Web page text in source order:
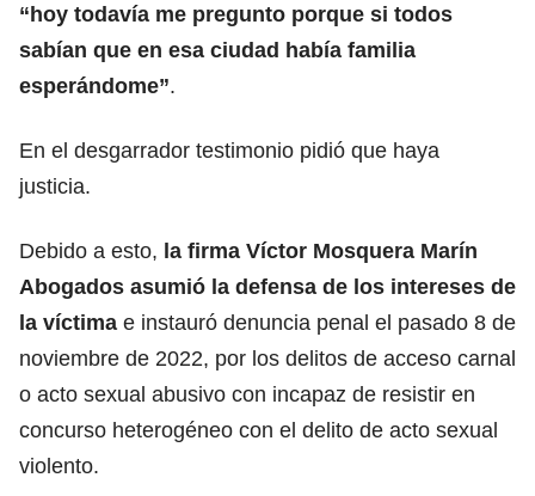
“hoy todavía me pregunto porque si todos
sabían que en esa ciudad había familia
esperándome”.
En el desgarrador testimonio pidió que haya
justicia.
Debido a esto, la firma Víctor Mosquera Marín
Abogados asumió la defensa de los intereses de
la víctima e instauró denuncia penal el pasado 8 de
noviembre de 2022, por los delitos de acceso carnal
o acto sexual abusivo con incapaz de resistir en
concurso heterogéneo con el delito de acto sexual
violento.